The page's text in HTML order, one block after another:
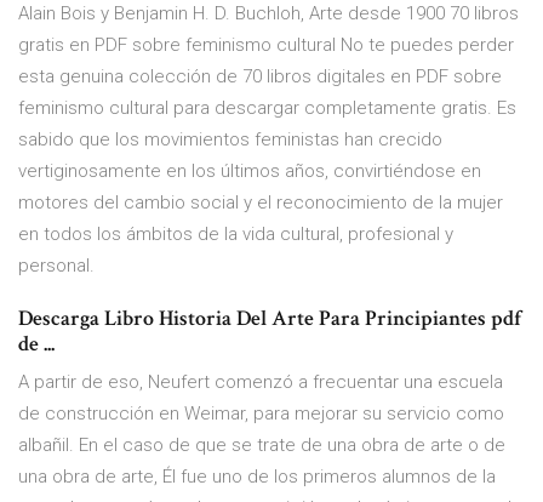
Alain Bois y Benjamin H. D. Buchloh, Arte desde 1900 70 libros
gratis en PDF sobre feminismo cultural No te puedes perder
esta genuina colección de 70 libros digitales en PDF sobre
feminismo cultural para descargar completamente gratis. Es
sabido que los movimientos feministas han crecido
vertiginosamente en los últimos años, convirtiéndose en
motores del cambio social y el reconocimiento de la mujer
en todos los ámbitos de la vida cultural, profesional y
personal.
Descarga Libro Historia Del Arte Para Principiantes pdf
de ...
A partir de eso, Neufert comenzó a frecuentar una escuela
de construcción en Weimar, para mejorar su servicio como
albañil. En el caso de que se trate de una obra de arte o de
una obra de arte, Él fue uno de los primeros alumnos de la